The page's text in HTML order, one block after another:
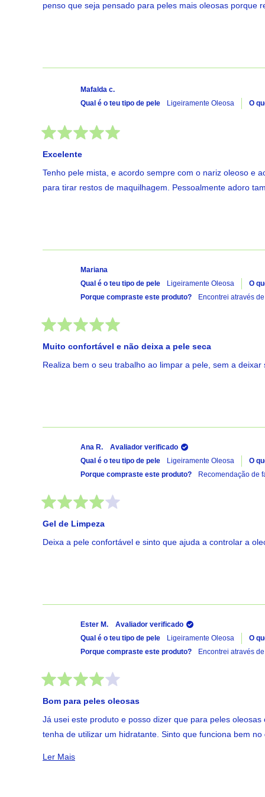
estrelas
penso que seja pensado para peles mais oleosas porque
Mafalda c.
Qual é o teu tipo de pele
Ligeiramente Oleosa O
com
de
5
estrelas
Excelente
Tenho pele mista, e acordo sempre com o nariz oleoso e
para tirar restos de maquilhagem. Pessoalmente adoro
Mariana
Qual é o teu tipo de pele
Ligeiramente Oleosa O
Porque compraste este produto?
Encontrei através
com
de
5
Muito confortável e não deixa a pele seca
Realiza bem o seu trabalho ao limpar a pele, sem a
Ana R.
Avaliador verificado
Qual é o teu tipo de pele
Ligeiramente Oleosa O
Porque compraste este produto?
Recomendação de
com
de
5
Gel de Limpeza
Deixa a pele confortável e sinto que ajuda a controlar a
Ester M.
Avaliador verificado
Qual é o teu tipo de pele
Ligeiramente Oleosa O
Porque compraste este produto?
Encontrei através
com
de
5
estrelas
Bom para peles oleosas
Já usei este produto e posso dizer que para peles
tenha de utilizar um hidratante. Sinto que funciona bem
Ler MaisLer Mais Sobre Esta Avaliação